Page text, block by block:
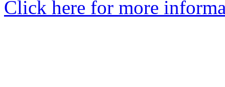
Click here for more